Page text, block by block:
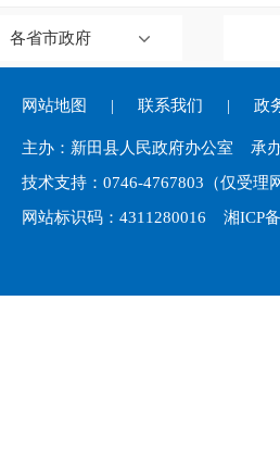
各省市政府
网站地图 | 联系我们 | 政
主办：新田县人民政府办公室 承
技术支持：0746-4767803（仅受理
网站标识码：4311280016 湘ICP